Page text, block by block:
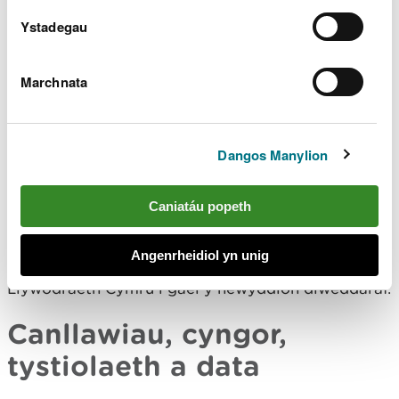
Ystadegau
Marchnata
Dangos Manylion
Caniatáu popeth
Angenrheidiol yn unig
Mae'n allweddol ar gyfer cyflawni amcanionDeddf
yr Amgylchedd
Deddf Llesiant Cenedlaethau'r
Gwnaethom weithio gyda Llywodraeth Cymru i
ddarparu cyngor a thystiolaeth er mwyn helpu i
gennym rôl allweddol bellach wrth weithredu
polisïau Cynllun Morol Cenedlaethol Cymru trwy
ein swyddogaethau rheoleiddio, tystiolaeth a
chynghorol.
Cofrestrwch ar gyfer cylchlythyr cynllunio morol
Llywodraeth Cymru i gael y newyddion diweddaraf.
Canllawiau, cyngor,
tystiolaeth a data